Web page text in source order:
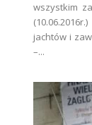
wszystkim
jachtów i
–...